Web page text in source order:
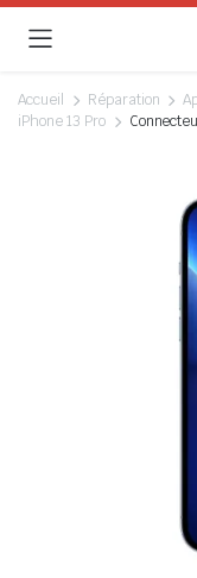
Accueil Réparation
iPhone 13 Pro